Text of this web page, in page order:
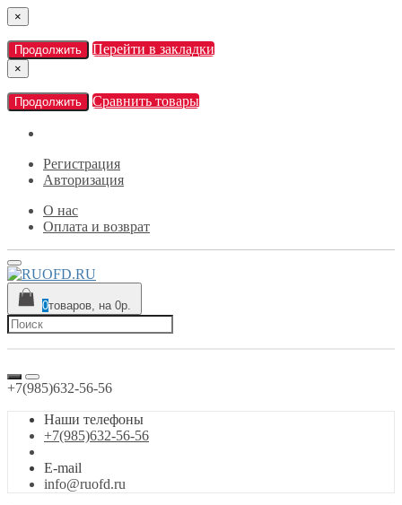
×
Продолжить Перейти в закладки
×
Продолжить Сравнить товары
Регистрация
Авторизация
О нас
Оплата и возврат
0товаров, на 0р.
+7(985)632-56-56
Наши телефоны
+7(985)632-56-56
E-mail
info@ruofd.ru